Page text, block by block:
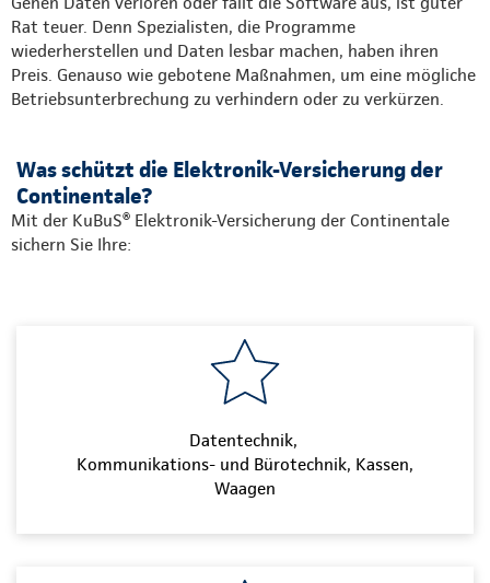
Rat teuer. Denn Spezialisten, die Programme
wiederherstellen und Daten lesbar machen, haben ihren
Preis. Genauso wie gebotene Maßnahmen, um eine mögliche
Betriebsunterbrechung zu verhindern oder zu verkürzen.
Was schützt die Elektronik-Versicherung der
Continentale?
Mit der KuBuS® Elektronik-Versicherung der Continentale
sichern Sie Ihre:
Datentechnik,
Kommunikations- und Bürotechnik, Kassen,
Waagen